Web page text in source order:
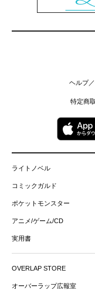
ヘルプ
特定商
ライトノベル
コミックガルド
ポケットモンスター
アニメ/ゲーム/CD
実用書
OVERLAP STORE
オーバーラップ広報室